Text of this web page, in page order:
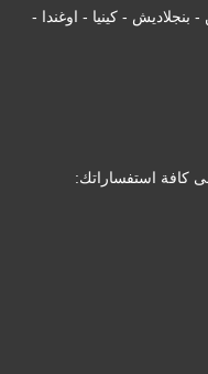
- بنجلاديش - كينيا - اوغندا -
كافة استفساراتك: